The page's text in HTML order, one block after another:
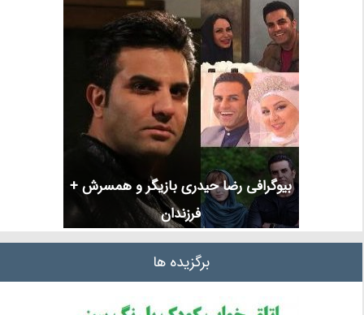
بیوگرافی رضا حیدری بازیگر و همسرش +
فرزندان
برگزیده ها